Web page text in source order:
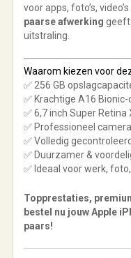
voor apps, foto’s,
paarse afwerking geeft
uitstraling.
Waarom kiezen voor
✅ 256 GB
✅ Krachtige A16 Bionic-
✅ 6,7 inch Super
✅ Professioneel
✅ Volledig
✅ Duurzamer &
✅ Ideaal voor werk,
Topprestaties,
bestel nu jouw Apple
paars!